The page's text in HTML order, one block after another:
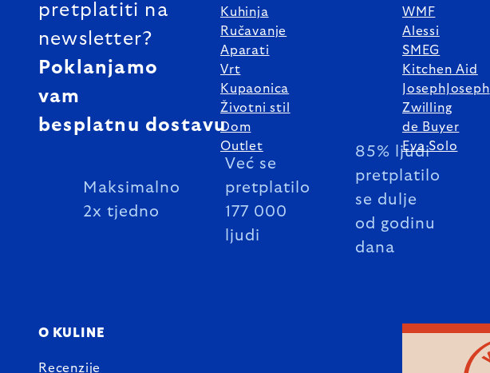
pretplatiti na
newsletter?
Poklanjamo
vam
besplatnu dostavu
Maksimalno
2x tjedno
Već se
pretplatilo
177 000
ljudi
85% ljudi
pretplatilo
se dulje
od godinu
dana
Kuhinja
Ručavanje
Aparati
Vrt
Kupaonica
Životni stil
Dom
Outlet
WMF
Alessi
SMEG
Kitchen Aid
JosephJoseph
Zwilling
de Buyer
Eva Solo
O KULINE
Recenzije